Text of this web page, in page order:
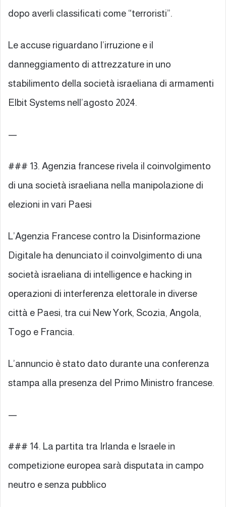
dopo averli classificati come “terroristi”.
Le accuse riguardano l’irruzione e il
danneggiamento di attrezzature in uno
stabilimento della società israeliana di armamenti
Elbit Systems nell’agosto 2024.
—
### 13. Agenzia francese rivela il coinvolgimento
di una società israeliana nella manipolazione di
elezioni in vari Paesi
L’Agenzia Francese contro la Disinformazione
Digitale ha denunciato il coinvolgimento di una
società israeliana di intelligence e hacking in
operazioni di interferenza elettorale in diverse
città e Paesi, tra cui New York, Scozia, Angola,
Togo e Francia.
L’annuncio è stato dato durante una conferenza
stampa alla presenza del Primo Ministro francese.
—
### 14. La partita tra Irlanda e Israele in
competizione europea sarà disputata in campo
neutro e senza pubblico